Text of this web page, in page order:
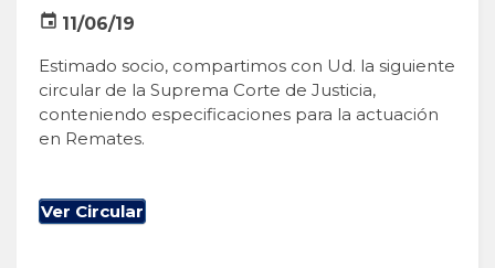
event 11/06/19
Estimado socio, compartimos con Ud. la siguiente
circular de la Suprema Corte de Justicia,
conteniendo especificaciones para la actuación
en Remates.
Ver Circular